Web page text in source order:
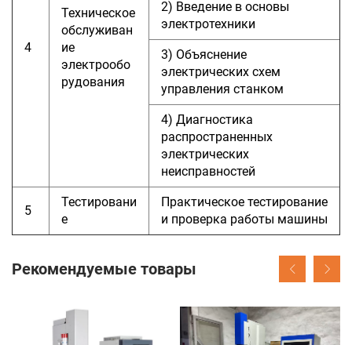
4
Техническое
обслуживан
ие
электрообо
рудования
2) Введение в основы
электротехники
3) Объяснение
электрических схем
управления станком
4) Диагностика
распространенных
электрических
неисправностей
5
Тестировани
е
Практическое тестирование
и проверка работы машины
Рекомендуемые товары